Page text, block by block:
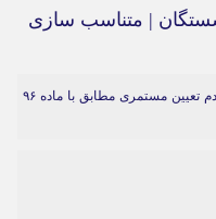
| متناسب سازی
نیاز به اجرای متناسب‌سازی در واقع نتیجه‌ی‌ عدم تعیین مستمری مطابق با ماده ۹۶